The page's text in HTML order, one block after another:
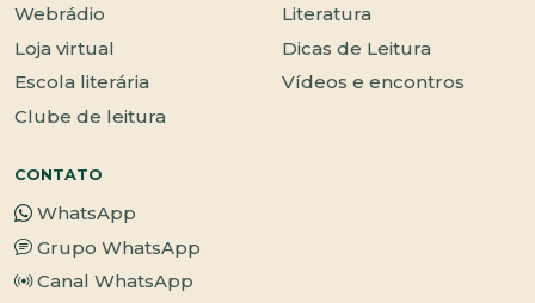
Webrádio
Loja virtual
Escola literária
Clube de leitura
Literatura
Dicas de Leitura
Vídeos e encontros
CONTATO
WhatsApp
Grupo WhatsApp
Canal WhatsApp